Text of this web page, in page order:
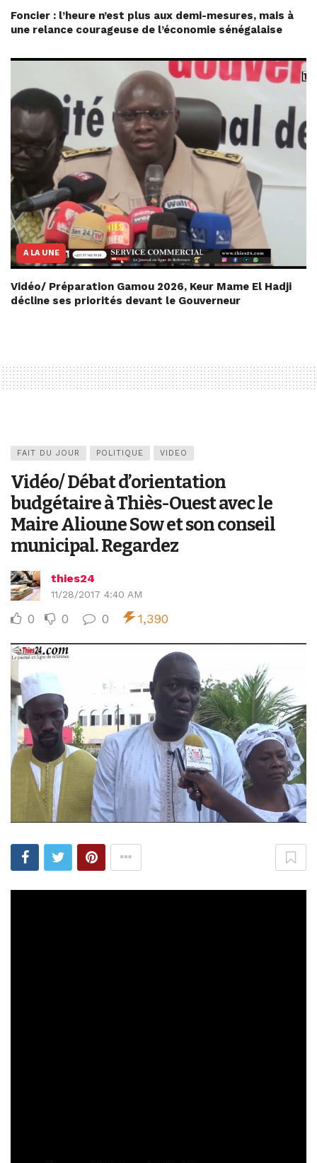
Foncier : l’heure n’est plus aux demi-mesures, mais à
une relance courageuse de l’économie sénégalaise
A LA UNE
Vidéo/ Préparation Gamou 2026, Keur Mame El Hadji
décline ses priorités devant le Gouverneur
FAIT DU JOUR POLITIQUE VIDEO
Vidéo/ Débat d’orientation
budgétaire à Thiès-Ouest avec le
Maire Alioune Sow et son conseil
municipal. Regardez
thies24
11/28/2017 4:40 AM
0 0 0 1,390